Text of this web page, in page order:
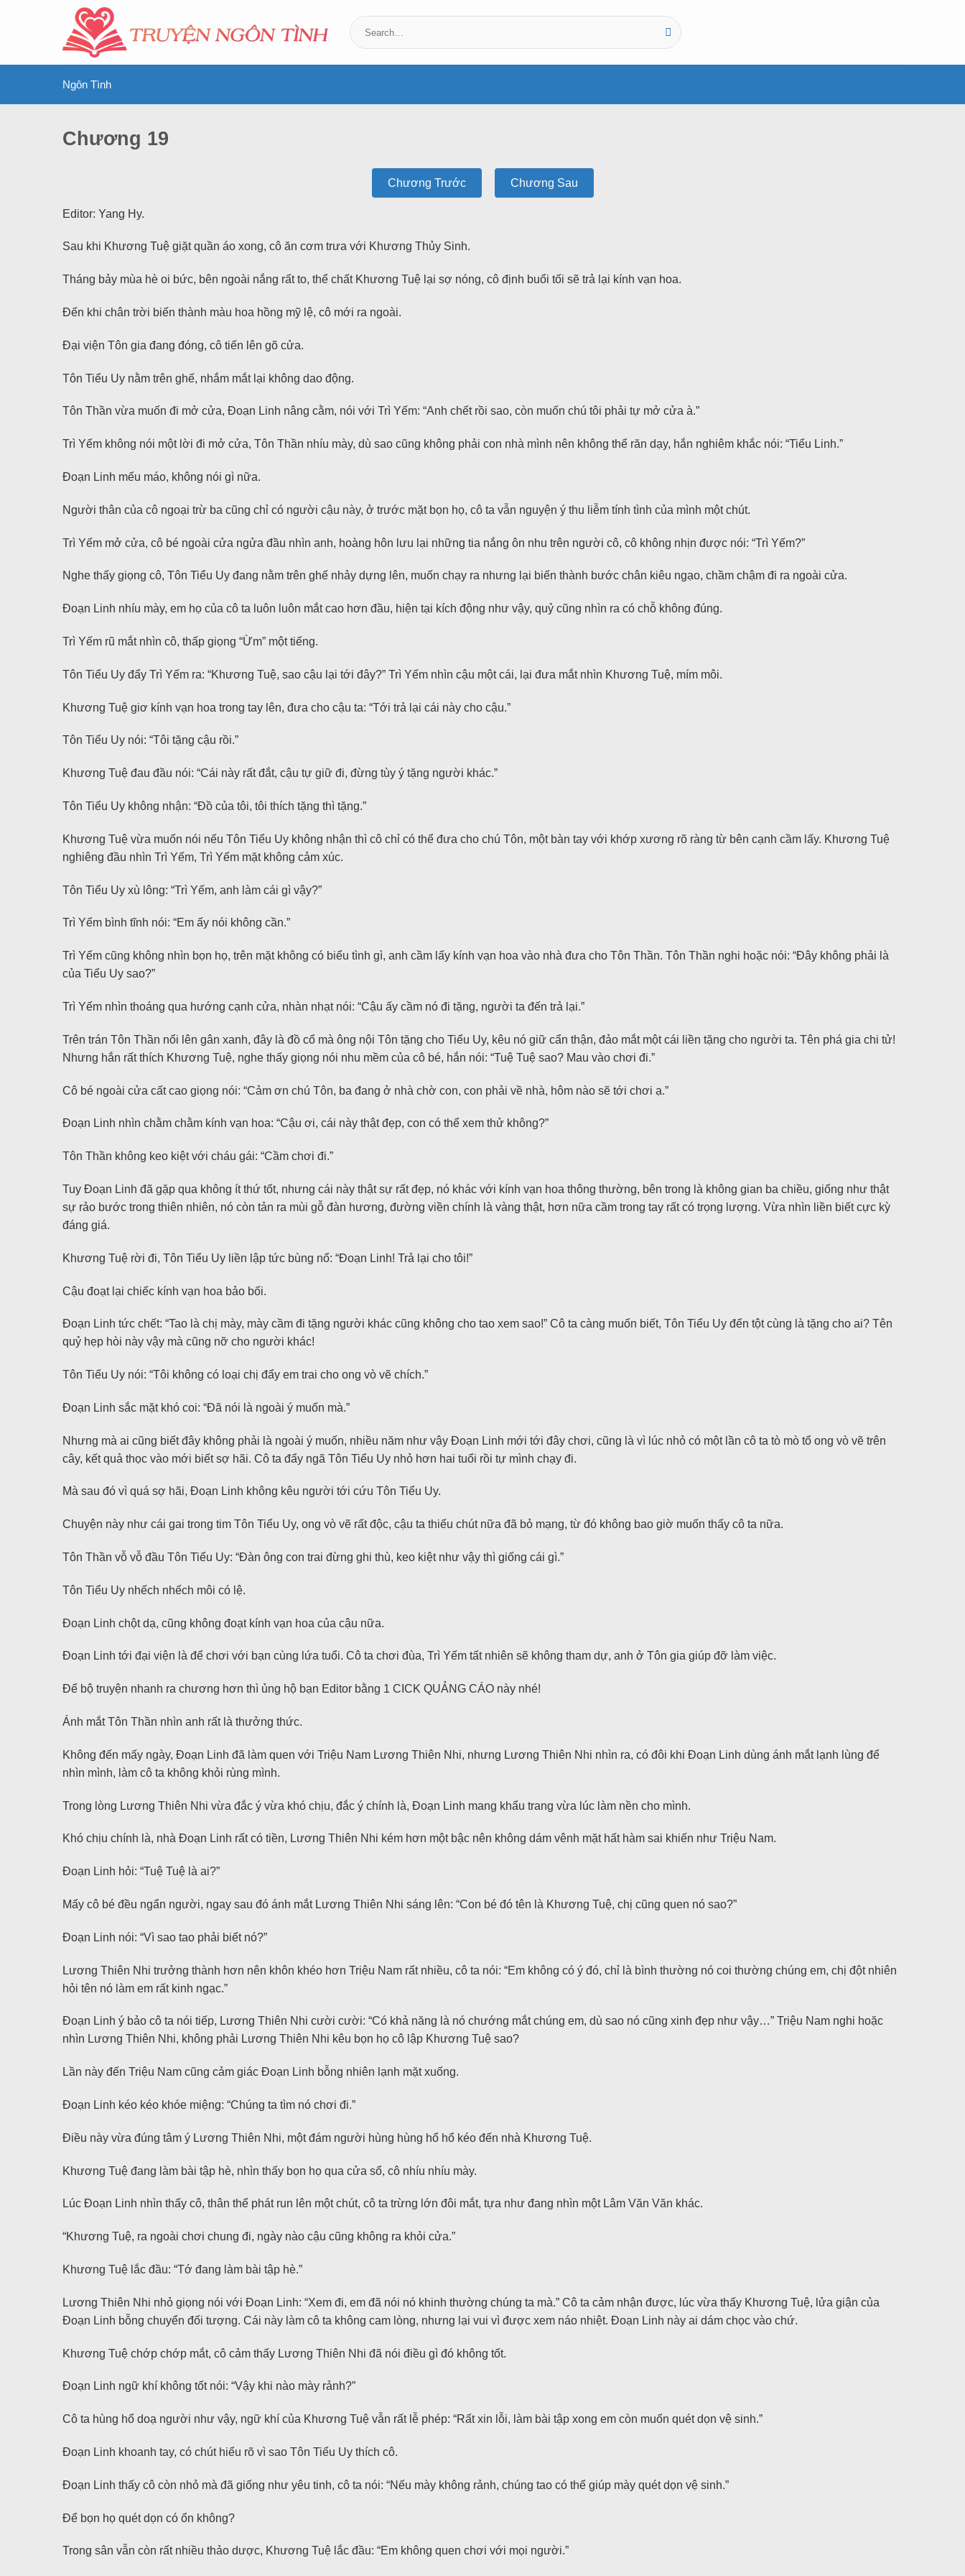
Ngôn Tình
Chương 19
Chương Trước Chương Sau
Editor: Yang Hy.
Sau khi Khương Tuệ giặt quần áo xong, cô ăn cơm trưa với Khương Thủy Sinh.
Tháng bảy mùa hè oi bức, bên ngoài nắng rất to, thể chất Khương Tuệ lại sợ nóng, cô định buổi tối sẽ trả lại kính vạn hoa.
Đến khi chân trời biến thành màu hoa hồng mỹ lệ, cô mới ra ngoài.
Đại viện Tôn gia đang đóng, cô tiến lên gõ cửa.
Tôn Tiểu Uy nằm trên ghế, nhắm mắt lại không dao động.
Tôn Thần vừa muốn đi mở cửa, Đoạn Linh nâng cằm, nói với Trì Yếm: “Anh chết rồi sao, còn muốn chú tôi phải tự mở cửa à.”
Trì Yếm không nói một lời đi mở cửa, Tôn Thần nhíu mày, dù sao cũng không phải con nhà mình nên không thể răn dạy, hắn nghiêm khắc nói: “Tiểu Linh.”
Đoạn Linh mếu máo, không nói gì nữa.
Người thân của cô ngoại trừ ba cũng chỉ có người cậu này, ở trước mặt bọn họ, cô ta vẫn nguyện ý thu liễm tính tình của mình một chút.
Trì Yếm mở cửa, cô bé ngoài cửa ngửa đầu nhìn anh, hoàng hôn lưu lại những tia nắng ôn nhu trên người cô, cô không nhịn được nói: “Trì Yếm?”
Nghe thấy giọng cô, Tôn Tiểu Uy đang nằm trên ghế nhảy dựng lên, muốn chạy ra nhưng lại biến thành bước chân kiêu ngạo, chầm chậm đi ra ngoài cửa.
Đoạn Linh nhíu mày, em họ của cô ta luôn luôn mắt cao hơn đầu, hiện tại kích động như vậy, quỷ cũng nhìn ra có chỗ không đúng.
Trì Yếm rũ mắt nhìn cô, thấp giọng “Ừm” một tiếng.
Tôn Tiểu Uy đẩy Trì Yếm ra: “Khương Tuệ, sao cậu lại tới đây?” Trì Yếm nhìn cậu một cái, lại đưa mắt nhìn Khương Tuệ, mím môi.
Khương Tuệ giơ kính vạn hoa trong tay lên, đưa cho cậu ta: “Tới trả lại cái này cho cậu.”
Tôn Tiểu Uy nói: “Tôi tặng cậu rồi.”
Khương Tuệ đau đầu nói: “Cái này rất đắt, cậu tự giữ đi, đừng tùy ý tặng người khác.”
Tôn Tiểu Uy không nhận: “Đồ của tôi, tôi thích tặng thì tặng.”
Khương Tuệ vừa muốn nói nếu Tôn Tiểu Uy không nhận thì cô chỉ có thể đưa cho chú Tôn, một bàn tay với khớp xương rõ ràng từ bên cạnh cầm lấy. Khương Tuệ
nghiêng đầu nhìn Trì Yếm, Trì Yếm mặt không cảm xúc.
Tôn Tiểu Uy xù lông: “Trì Yếm, anh làm cái gì vậy?”
Trì Yếm bình tĩnh nói: “Em ấy nói không cần.”
Trì Yếm cũng không nhìn bọn họ, trên mặt không có biểu tình gì, anh cầm lấy kính vạn hoa vào nhà đưa cho Tôn Thần. Tôn Thần nghi hoặc nói: “Đây không phải là
của Tiểu Uy sao?”
Trì Yếm nhìn thoáng qua hướng cạnh cửa, nhàn nhạt nói: “Cậu ấy cầm nó đi tặng, người ta đến trả lại.”
Trên trán Tôn Thần nổi lên gân xanh, đây là đồ cổ mà ông nội Tôn tặng cho Tiểu Uy, kêu nó giữ cẩn thận, đảo mắt một cái liền tặng cho người ta. Tên phá gia chi tử!
Nhưng hắn rất thích Khương Tuệ, nghe thấy giọng nói nhu mềm của cô bé, hắn nói: “Tuệ Tuệ sao? Mau vào chơi đi.”
Cô bé ngoài cửa cất cao giọng nói: “Cảm ơn chú Tôn, ba đang ở nhà chờ con, con phải về nhà, hôm nào sẽ tới chơi ạ.”
Đoạn Linh nhìn chằm chằm kính vạn hoa: “Cậu ơi, cái này thật đẹp, con có thể xem thử không?”
Tôn Thần không keo kiệt với cháu gái: “Cầm chơi đi.”
Tuy Đoạn Linh đã gặp qua không ít thứ tốt, nhưng cái này thật sự rất đẹp, nó khác với kính vạn hoa thông thường, bên trong là không gian ba chiều, giống như thật
sự rảo bước trong thiên nhiên, nó còn tản ra mùi gỗ đàn hương, đường viền chính là vàng thật, hơn nữa cầm trong tay rất có trọng lượng. Vừa nhìn liền biết cực kỳ
đáng giá.
Khương Tuệ rời đi, Tôn Tiểu Uy liền lập tức bùng nổ: “Đoạn Linh! Trả lại cho tôi!”
Cậu đoạt lại chiếc kính vạn hoa bảo bối.
Đoạn Linh tức chết: “Tao là chị mày, mày cầm đi tặng người khác cũng không cho tao xem sao!” Cô ta càng muốn biết, Tôn Tiểu Uy đến tột cùng là tặng cho ai? Tên
quỷ hẹp hòi này vậy mà cũng nỡ cho người khác!
Tôn Tiểu Uy nói: “Tôi không có loại chị đẩy em trai cho ong vò vẽ chích.”
Đoạn Linh sắc mặt khó coi: “Đã nói là ngoài ý muốn mà.”
Nhưng mà ai cũng biết đây không phải là ngoài ý muốn, nhiều năm như vậy Đoạn Linh mới tới đây chơi, cũng là vì lúc nhỏ có một lần cô ta tò mò tổ ong vò vẽ trên
cây, kết quả thọc vào mới biết sợ hãi. Cô ta đẩy ngã Tôn Tiểu Uy nhỏ hơn hai tuổi rồi tự mình chạy đi.
Mà sau đó vì quá sợ hãi, Đoạn Linh không kêu người tới cứu Tôn Tiểu Uy.
Chuyện này như cái gai trong tim Tôn Tiểu Uy, ong vò vẽ rất độc, cậu ta thiếu chút nữa đã bỏ mạng, từ đó không bao giờ muốn thấy cô ta nữa.
Tôn Thần vỗ vỗ đầu Tôn Tiểu Uy: “Đàn ông con trai đừng ghi thù, keo kiệt như vậy thì giống cái gì.”
Tôn Tiểu Uy nhếch nhếch môi có lệ.
Đoạn Linh chột dạ, cũng không đoạt kính vạn hoa của cậu nữa.
Đoạn Linh tới đại viện là để chơi với bạn cùng lứa tuổi. Cô ta chơi đùa, Trì Yếm tất nhiên sẽ không tham dự, anh ở Tôn gia giúp đỡ làm việc.
Để bộ truyện nhanh ra chương hơn thì ủng hộ bạn Editor bằng 1 CICK QUẢNG CÁO này nhé!
Ánh mắt Tôn Thần nhìn anh rất là thưởng thức.
Không đến mấy ngày, Đoạn Linh đã làm quen với Triệu Nam Lương Thiên Nhi, nhưng Lương Thiên Nhi nhìn ra, có đôi khi Đoạn Linh dùng ánh mắt lạnh lùng để
nhìn mình, làm cô ta không khỏi rùng mình.
Trong lòng Lương Thiên Nhi vừa đắc ý vừa khó chịu, đắc ý chính là, Đoạn Linh mang khẩu trang vừa lúc làm nền cho mình.
Khó chịu chính là, nhà Đoạn Linh rất có tiền, Lương Thiên Nhi kém hơn một bậc nên không dám vênh mặt hất hàm sai khiến như Triệu Nam.
Đoạn Linh hỏi: “Tuệ Tuệ là ai?”
Mấy cô bé đều ngẩn người, ngay sau đó ánh mắt Lương Thiên Nhi sáng lên: “Con bé đó tên là Khương Tuệ, chị cũng quen nó sao?”
Đoạn Linh nói: “Vì sao tao phải biết nó?”
Lương Thiên Nhi trưởng thành hơn nên khôn khéo hơn Triệu Nam rất nhiều, cô ta nói: “Em không có ý đó, chỉ là bình thường nó coi thường chúng em, chị đột nhiên
hỏi tên nó làm em rất kinh ngạc.”
Đoạn Linh ý bảo cô ta nói tiếp, Lương Thiên Nhi cười cười: “Có khả năng là nó chướng mắt chúng em, dù sao nó cũng xinh đẹp như vậy…” Triệu Nam nghi hoặc
nhìn Lương Thiên Nhi, không phải Lương Thiên Nhi kêu bọn họ cô lập Khương Tuệ sao?
Lần này đến Triệu Nam cũng cảm giác Đoạn Linh bỗng nhiên lạnh mặt xuống.
Đoạn Linh kéo kéo khóe miệng: “Chúng ta tìm nó chơi đi.”
Điều này vừa đúng tâm ý Lương Thiên Nhi, một đám người hùng hùng hổ hổ kéo đến nhà Khương Tuệ.
Khương Tuệ đang làm bài tập hè, nhìn thấy bọn họ qua cửa sổ, cô nhíu nhíu mày.
Lúc Đoạn Linh nhìn thấy cô, thân thể phát run lên một chút, cô ta trừng lớn đôi mắt, tựa như đang nhìn một Lâm Văn Văn khác.
“Khương Tuệ, ra ngoài chơi chung đi, ngày nào cậu cũng không ra khỏi cửa.”
Khương Tuệ lắc đầu: “Tớ đang làm bài tập hè.”
Lương Thiên Nhi nhỏ giọng nói với Đoạn Linh: “Xem đi, em đã nói nó khinh thường chúng ta mà.” Cô ta cảm nhận được, lúc vừa thấy Khương Tuệ, lửa giận của
Đoạn Linh bỗng chuyển đối tượng. Cái này làm cô ta không cam lòng, nhưng lại vui vì được xem náo nhiệt. Đoạn Linh này ai dám chọc vào chứ.
Khương Tuệ chớp chớp mắt, cô cảm thấy Lương Thiên Nhi đã nói điều gì đó không tốt.
Đoạn Linh ngữ khí không tốt nói: “Vậy khi nào mày rảnh?”
Cô ta hùng hổ doạ người như vậy, ngữ khí của Khương Tuệ vẫn rất lễ phép: “Rất xin lỗi, làm bài tập xong em còn muốn quét dọn vệ sinh.”
Đoạn Linh khoanh tay, có chút hiểu rõ vì sao Tôn Tiểu Uy thích cô.
Đoạn Linh thấy cô còn nhỏ mà đã giống như yêu tinh, cô ta nói: “Nếu mày không rảnh, chúng tao có thể giúp mày quét dọn vệ sinh.”
Để bọn họ quét dọn có ổn không?
Trong sân vẫn còn rất nhiều thảo dược, Khương Tuệ lắc đầu: “Em không quen chơi với mọi người.”